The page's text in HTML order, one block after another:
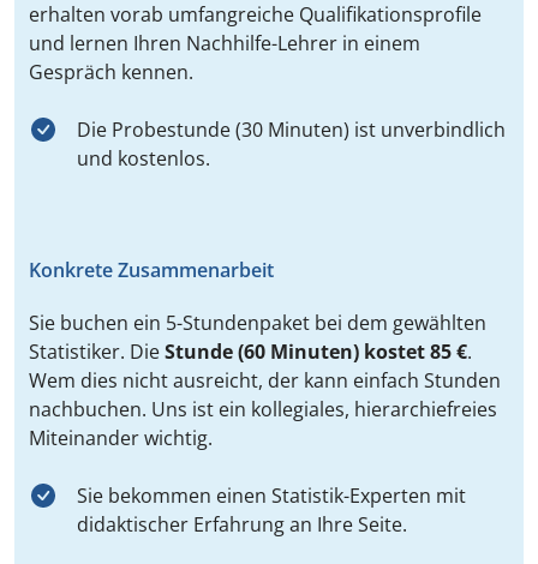
erhalten vorab umfangreiche Qualifikationsprofile
und lernen Ihren Nachhilfe-Lehrer in einem
Gespräch kennen.
Die Probestunde (30 Minuten) ist unverbindlich
und kostenlos.
Konkrete Zusammenarbeit
Sie buchen ein 5-Stundenpaket bei dem gewählten
Statistiker. DieStunde (60 Minuten) kostet 85 €.
Wem dies nicht ausreicht, der kann einfach Stunden
nachbuchen. Uns ist ein kollegiales, hierarchiefreies
Miteinander wichtig.
Sie bekommen einen Statistik-Experten mit
didaktischer Erfahrung an Ihre Seite.